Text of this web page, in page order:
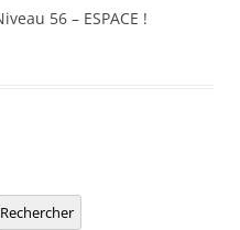
56 – ESPACE !
Rechercher